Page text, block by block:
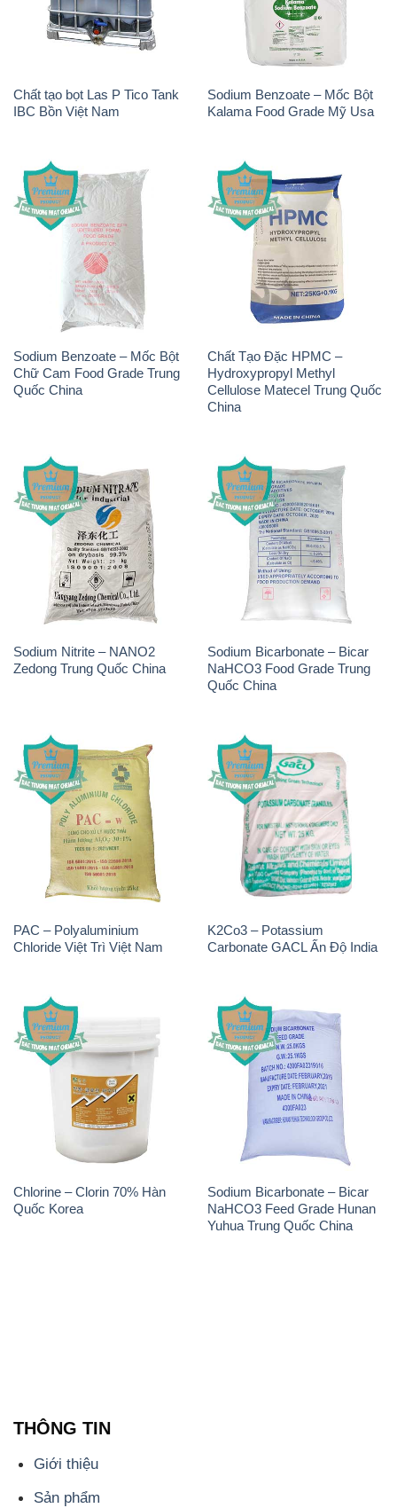
Chất tạo bọt Las P Tico Tank
IBC Bồn Việt Nam
Sodium Benzoate – Mốc Bột
Kalama Food Grade Mỹ Usa
Sodium Benzoate – Mốc Bột
Chữ Cam Food Grade Trung
Quốc China
Chất Tạo Đặc HPMC –
Hydroxypropyl Methyl
Cellulose Matecel Trung Quốc
China
Sodium Nitrite – NANO2
Zedong Trung Quốc China
Sodium Bicarbonate – Bicar
NaHCO3 Food Grade Trung
Quốc China
PAC – Polyaluminium
Chloride Việt Trì Việt Nam
K2Co3 – Potassium
Carbonate GACL Ấn Độ India
Chlorine – Clorin 70% Hàn
Quốc Korea
Sodium Bicarbonate – Bicar
NaHCO3 Feed Grade Hunan
Yuhua Trung Quốc China
THÔNG TIN
Giới thiệu
Sản phẩm